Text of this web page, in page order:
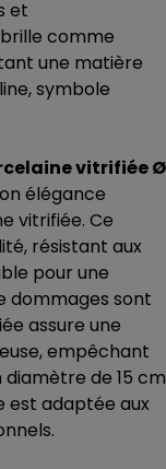
et
comme
une matière
symbole
vitrifiée Ø
élégance
vitrifiée. Ce
résistant aux
pour une
dommages sont
assure une
empêchant
de 15 cm
est adaptée aux